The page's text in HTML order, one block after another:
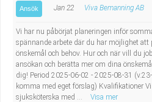
Ansök Jan 22 Viva Bemanning AB
Vi har nu påbörjat planeringen inför
spännande arbete där du har möjlighet
önskemål och behov. Hur och när vill du
ansökan och berätta mer om dina
dig! Period 2025-06-02 - 2025-08-31
komma med eget förslag) Kvalifikationer
sjuksköterska med ...
Visa mer